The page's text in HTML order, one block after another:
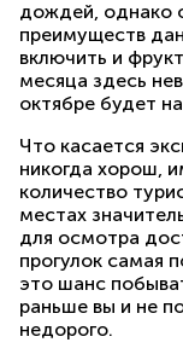
дождей, однако
преимуществ
включить и
месяца здесь
октябре будет
Что касается
никогда хорош,
количество
местах
для осмотра
прогулок самая
это шанс
раньше вы и не
недорого.